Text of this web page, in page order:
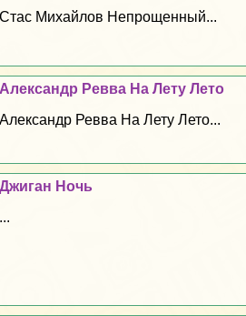
Стас Михайлов Непрощенный...
Александр Ревва На Лету Лето
Александр Ревва На Лету Лето...
Джиган Ночь
...